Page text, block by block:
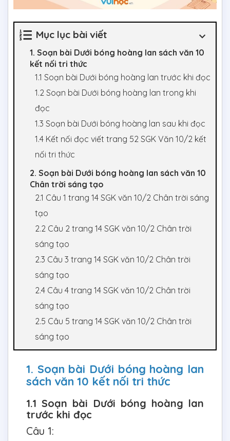
Mục lục bài viết
1. Soạn bài Dưới bóng hoàng lan sách văn 10
kết nối tri thức
1.1 Soạn bài Dưới bóng hoàng lan trước khi đọc
1.2 Soạn bài Dưới bóng hoàng lan trong khi
đọc
1.3 Soạn bài Dưới bóng hoàng lan sau khi đọc
1.4 Kết nối đọc viết trang 52 SGK Văn 10/2 kết
nối tri thức
2. Soạn bài Dưới bóng hoàng lan sách văn 10
Chân trời sáng tạo
2.1 Câu 1 trang 14 SGK văn 10/2 Chân trời sáng
tạo
2.2 Câu 2 trang 14 SGK văn 10/2 Chân trời
sáng tạo
2.3 Câu 3 trang 14 SGK văn 10/2 Chân trời
sáng tạo
2.4 Câu 4 trang 14 SGK văn 10/2 Chân trời
sáng tạo
2.5 Câu 5 trang 14 SGK văn 10/2 Chân trời
sáng tạo
1. Soạn bài Dưới bóng hoàng lan
sách văn 10 kết nối tri thức
1.1 Soạn bài Dưới bóng hoàng lan
trước khi đọc
Câu 1: